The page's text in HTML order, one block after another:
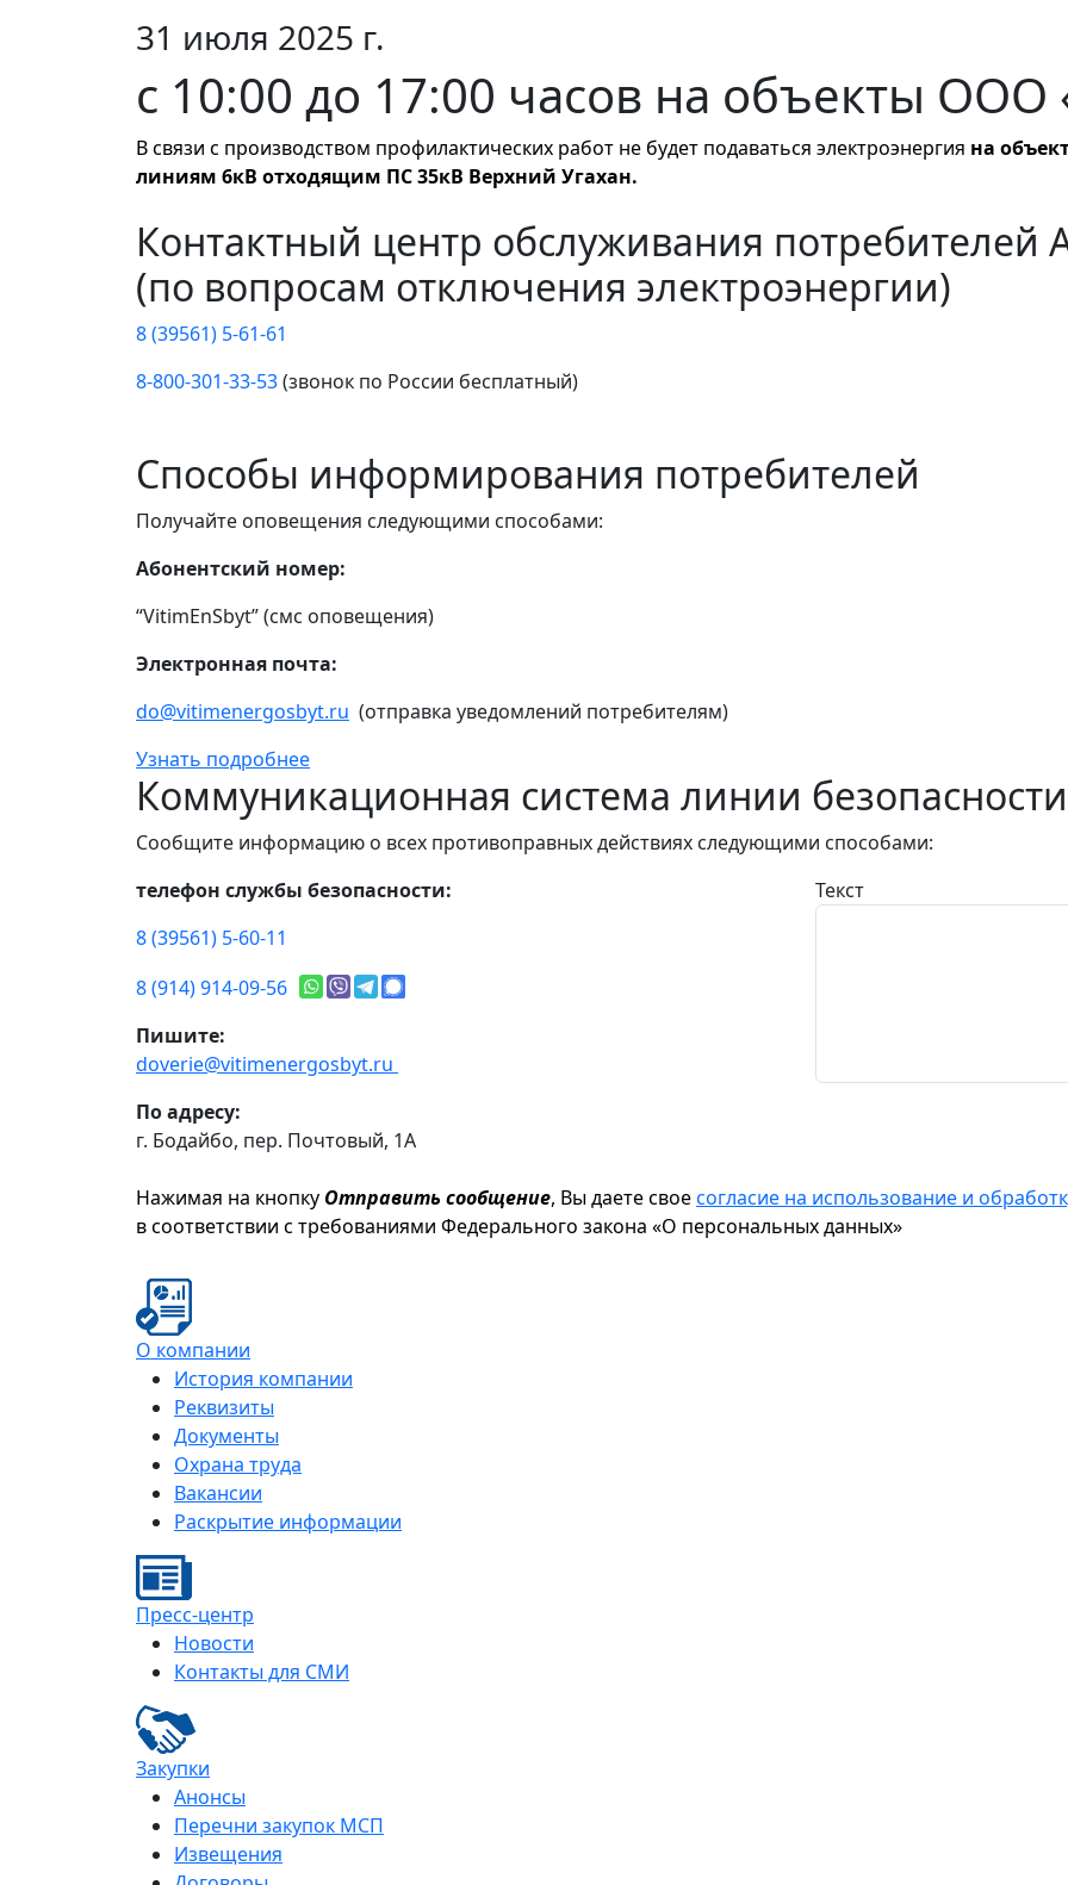
31 июля 2025 г.
с 10:00 до 17:00 часов на объекты
В связи с производством профилактических работ не будет подаваться электроэнергия на
линиям 6кВ отходящим ПС 35кВ Верхний Угахан.
Контактный центр обслуживания потребителей
(по вопросам отключения электроэнергии)
8 (39561) 5-61-61
8-800-301-33-53(звонок по России бесплатный)
Способы информирования потребителей
Получайте оповещения следующими способами:
Абонентский номер:
“VitimEnSbyt” (смс оповещения)
Электронная почта:
do@vitimenergosbyt.ru (отправка уведомлений потребителям)
Узнать подробнее
Коммуникационная система линии безопасности
Сообщите информацию о всех противоправных действиях следующими способами:
телефон службы безопасности:
8 (39561) 5-60-11
8 (914) 914-09-56
Пишите:
doverie@vitimenergosbyt.ru
По адресу:
г. Бодайбо, пер. Почтовый, 1А
Текст
Нажимая на кнопку Отправить сообщение, Вы даете своесогласие на использование и
в соответствии с требованиями Федерального закона «О персональных данных»
О компании
История компании
Реквизиты
Документы
Охрана труда
Вакансии
Раскрытие информации
Пресс-центр
Новости
Контакты для СМИ
Закупки
Анонсы
Перечни закупок МСП
Извещения